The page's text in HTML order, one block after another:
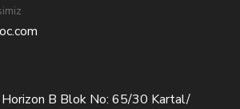
Horizon B Blok No: 65/30 Kartal/